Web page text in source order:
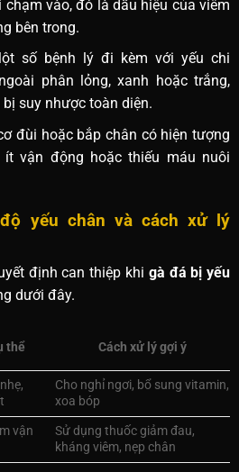
vào, đó là dấu hiệu của viêm
bên trong.
số bệnh lý đi kèm với yếu chi
phân lỏng, xanh hoặc trắng,
suy nhược toàn diện.
đùi hoặc bắp chân có hiện tượng
vận động hoặc thiếu máu nuôi
yếu chân và cách xử lý
định can thiệp khi gà đá bị yếu
dưới đây.
thể Cách xử lý gợi ý
Cho nghỉ ngơi, bổ sung vitamin,
xoa bóp
vận
Sử dụng thuốc giảm đau,
kháng viêm, nẹp chân